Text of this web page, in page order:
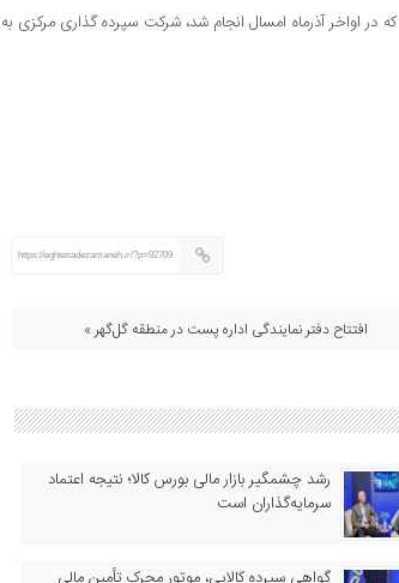
در مرحله نخست واریز سود سهام عدالت سال مالی منتهی به ۲۹ اسفندماه ۱۴۰۱ که در اواخر آذرماه امسال انجام شد، شرکت سپرده گذاری مرکزی به
https://eghtesadezamaneh.ir/?p=92709
افتتاح دفتر نمایندگی اداره پست در منطقه گل‌گهر »
رشد چشمگیر بازار مالی بورس کالا؛ نتیجه اعتماد
سرمایه‌گذاران است